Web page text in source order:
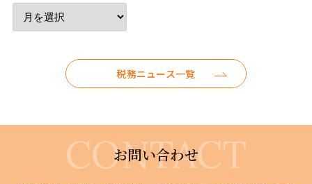
税務ニュース一覧
お問い合わせ